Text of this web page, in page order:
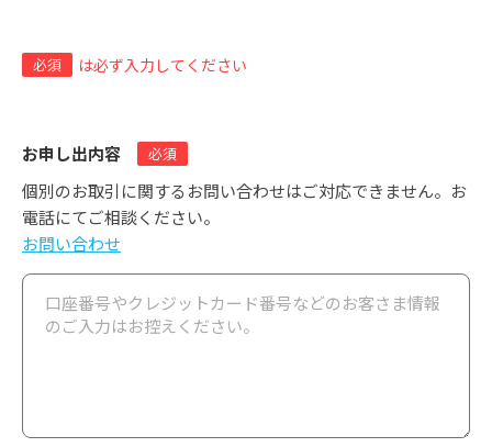
必須 は必ず入力してください
お申し出内容 必須
個別のお取引に関するお問い合わせはご対応できません。お
電話にてご相談ください。
お問い合わせ